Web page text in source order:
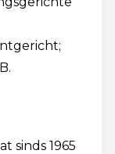
sinds 1965